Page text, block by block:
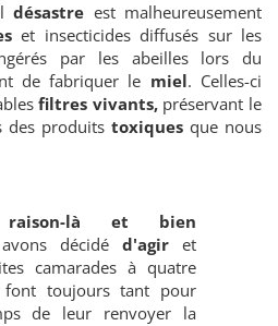
désastre est malheureusement
et insecticides diffusés sur les
par les abeilles lors du
de fabriquer le miel. Celles-ci
filtres vivants,préservant le
des produits toxiques que nous
là et bien
décidé d'agir et
camarades à quatre
toujours tant pour
de leur renvoyer la